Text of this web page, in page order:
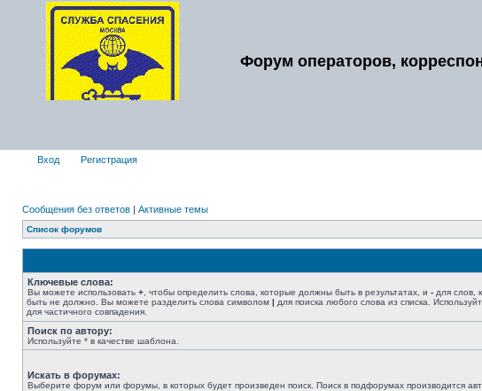
Форум операторов,
Вход Регистрация
Сообщения без ответов | Активные темы
Список форумов
Ключевые слова:
Вы можете использовать + , чтобы определить слова, которые должны быть в результатах, и - для слов,
быть не должно. Вы можете разделить слова символом | для поиска любого слова из списка.
для частичного совпадения.
Поиск по автору:
Используйте * в качестве шаблона.
Искать в форумах:
Выберите форум или форумы, в которых будет произведен поиск. Поиск в подфорумах производится